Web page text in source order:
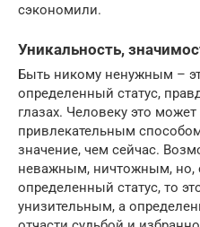
сэкономили.
Уникальность,
Быть никому ненужным –
определенный статус,
глазах. Человеку это
привлекательным
значение, чем сейчас.
неважным, ничтожным, но,
определенный статус, то
унизительным, а